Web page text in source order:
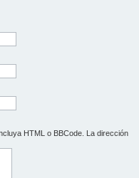
HTML o BBCode. La dirección